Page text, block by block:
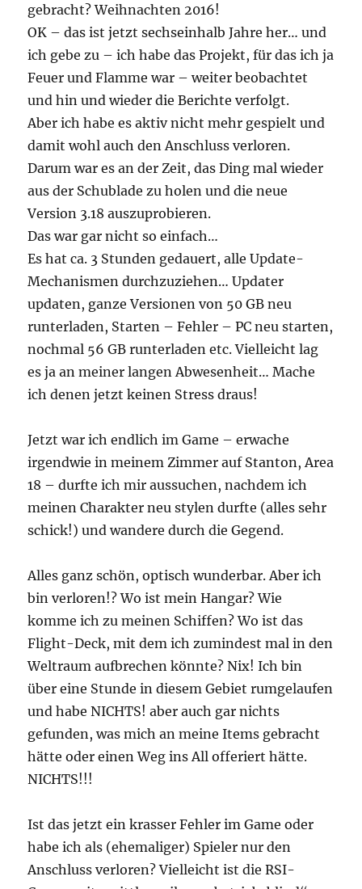
gebracht? Weihnachten 2016!
OK – das ist jetzt sechseinhalb Jahre her… und
ich gebe zu – ich habe das Projekt, für das ich ja
Feuer und Flamme war – weiter beobachtet
und hin und wieder die Berichte verfolgt.
Aber ich habe es aktiv nicht mehr gespielt und
damit wohl auch den Anschluss verloren.
Darum war es an der Zeit, das Ding mal wieder
aus der Schublade zu holen und die neue
Version 3.18 auszuprobieren.
Das war gar nicht so einfach…
Es hat ca. 3 Stunden gedauert, alle Update-
Mechanismen durchzuziehen… Updater
updaten, ganze Versionen von 50 GB neu
runterladen, Starten – Fehler – PC neu starten,
nochmal 56 GB runterladen etc. Vielleicht lag
es ja an meiner langen Abwesenheit… Mache
ich denen jetzt keinen Stress draus!
Jetzt war ich endlich im Game – erwache
irgendwie in meinem Zimmer auf Stanton, Area
18 – durfte ich mir aussuchen, nachdem ich
meinen Charakter neu stylen durfte (alles sehr
schick!) und wandere durch die Gegend.
Alles ganz schön, optisch wunderbar. Aber ich
bin verloren!? Wo ist mein Hangar? Wie
komme ich zu meinen Schiffen? Wo ist das
Flight-Deck, mit dem ich zumindest mal in den
Weltraum aufbrechen könnte? Nix! Ich bin
über eine Stunde in diesem Gebiet rumgelaufen
und habe NICHTS! aber auch gar nichts
gefunden, was mich an meine Items gebracht
hätte oder einen Weg ins All offeriert hätte.
NICHTS!!!
Ist das jetzt ein krasser Fehler im Game oder
habe ich als (ehemaliger) Spieler nur den
Anschluss verloren? Vielleicht ist die RSI-